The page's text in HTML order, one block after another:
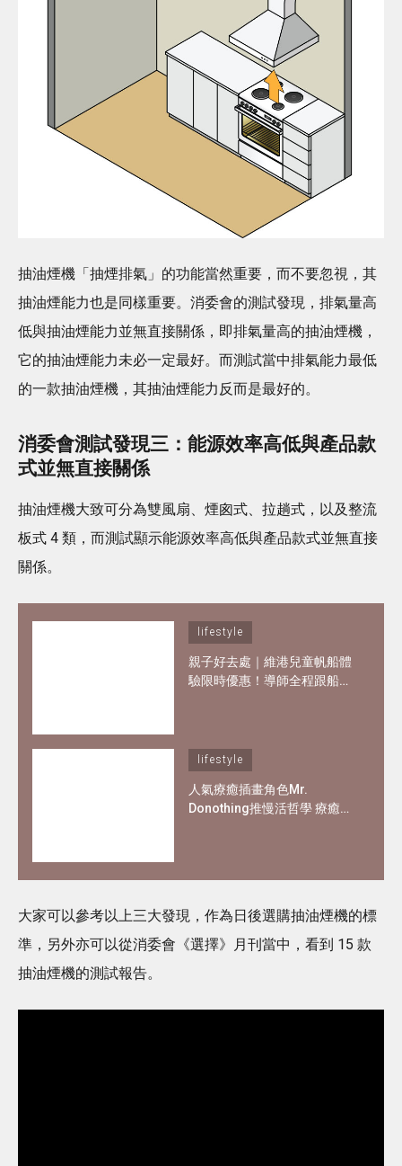
抽油煙機「抽煙排氣」的功能當然重要，而不要忽視，其
抽油煙能力也是同樣重要。消委會的測試發現，排氣量高
低與抽油煙能力並無直接關係，即排氣量高的抽油煙機，
它的抽油煙能力未必一定最好。而測試當中排氣能力最低
的一款抽油煙機，其抽油煙能力反而是最好的。
消委會測試發現三：能源效率高低與產品款
式並無直接關係
抽油煙機大致可分為雙風扇、煙囪式、拉趟式，以及整流
板式 4 類，而測試顯示能源效率高低與產品款式並無直接
關係。
lifestyle
親子好去處｜維港兒童帆船體
驗限時優惠！導師全程跟船、
lifestyle
人氣療癒插畫角色Mr.
Donothing推慢活哲學 療癒在
大家可以參考以上三大發現，作為日後選購抽油煙機的標
準，另外亦可以從消委會《選擇》月刊當中，看到 15 款
抽油煙機的測試報告。